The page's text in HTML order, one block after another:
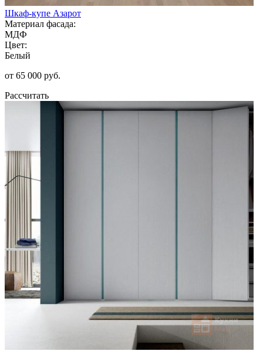
Шкаф-купе Азарот
Материал фасада:
МДФ
Цвет:
Белый
от 65 000 руб.
Рассчитать